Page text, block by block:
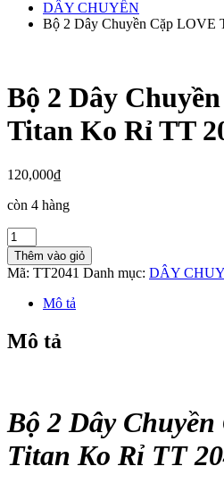
DÂY CHUYỀN
Bộ 2 Dây Chuyền Cặp LOVE
Bộ 2 Dây
Titan Ko Rỉ TT
120,000₫
còn 4 hàng
Bộ
2
Dây
Chuyền
Cặp
LOVE
Titan
Ko
số
lượng
Thêm vào giỏ
Mã: TT2041 Danh mục: DÂY
Mô tả
Mô tả
Bộ 2 Dây
Titan Ko Rỉ TT